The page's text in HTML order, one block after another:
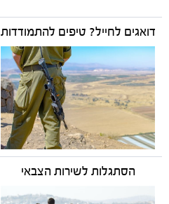
דואגים לחייל? טיפים להתמודדות
הסתגלות לשירות הצבאי